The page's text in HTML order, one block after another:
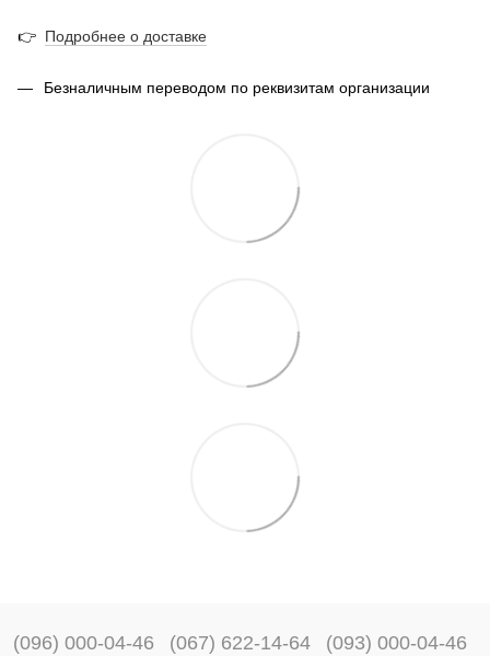
👉 Подробнее о доставке
Безналичным переводом по реквизитам организации
(096) 000-04-46 (067) 622-14-64 (093) 000-04-46